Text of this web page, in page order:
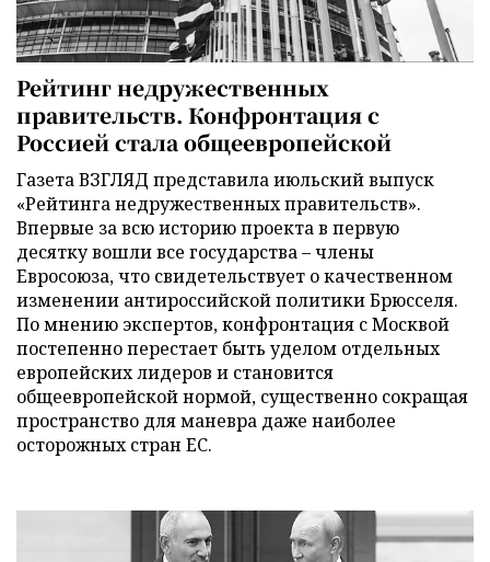
Рейтинг недружественных
правительств. Конфронтация с
Россией стала общеевропейской
Газета ВЗГЛЯД представила июльский выпуск
«Рейтинга недружественных правительств».
Впервые за всю историю проекта в первую
десятку вошли все государства – члены
Евросоюза, что свидетельствует о качественном
изменении антироссийской политики Брюсселя.
По мнению экспертов, конфронтация с Москвой
постепенно перестает быть уделом отдельных
европейских лидеров и становится
общеевропейской нормой, существенно сокращая
пространство для маневра даже наиболее
осторожных стран ЕС.